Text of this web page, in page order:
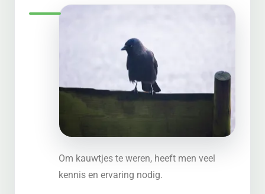
Om kauwtjes te weren, heeft men veel
kennis en ervaring nodig.